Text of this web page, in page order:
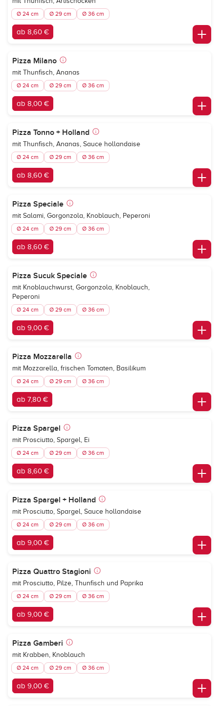
Ø 24 cm Ø 29 cm Ø 36 cm
ab 8,60 €
Pizza Milano
mit Thunfisch, Ananas
Ø 24 cm Ø 29 cm Ø 36 cm
ab 8,00 €
Pizza Tonno + Holland
mit Thunfisch, Ananas, Sauce hollandaise
Ø 24 cm Ø 29 cm Ø 36 cm
ab 8,60 €
Pizza Speciale
mit Salami, Gorgonzola, Knoblauch, Peperoni
Ø 24 cm Ø 29 cm Ø 36 cm
ab 8,60 €
Pizza Sucuk Speciale
mit Knoblauchwurst, Gorgonzola, Knoblauch,
Peperoni
Ø 24 cm Ø 29 cm Ø 36 cm
ab 9,00 €
Pizza Mozzarella
mit Mozzarella, frischen Tomaten, Basilikum
Ø 24 cm Ø 29 cm Ø 36 cm
ab 7,80 €
Pizza Spargel
mit Prosciutto, Spargel, Ei
Ø 24 cm Ø 29 cm Ø 36 cm
ab 8,60 €
Pizza Spargel + Holland
mit Prosciutto, Spargel, Sauce hollandaise
Ø 24 cm Ø 29 cm Ø 36 cm
ab 9,00 €
Pizza Quattro Stagioni
mit Prosciutto, Pilze, Thunfisch und Paprika
Ø 24 cm Ø 29 cm Ø 36 cm
ab 9,00 €
Pizza Gamberi
mit Krabben, Knoblauch
Ø 24 cm Ø 29 cm Ø 36 cm
ab 9,00 €